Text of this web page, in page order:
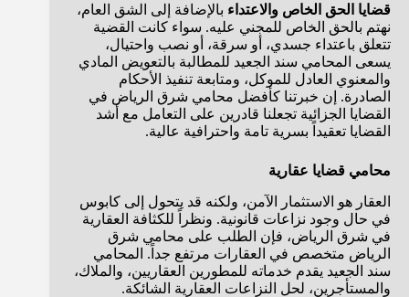
قضايا الحق الخاص والاعتداء بالإضافة إلى الشق العام،
نهتم بالحق الخاص للمجني عليه. سواء كانت القضية
تتعلق باعتداء جسدي، أو سرقة، أو نصب واحتيال،
يسعى المحامي سند الجعيد للمطالبة بالتعويض المادي
والمعنوي العادل للموكل، ومتابعة تنفيذ الأحكام
الصادرة. إن خبرتنا كأفضل محامي شرق الرياض في
القضايا الجزائية تجعلنا قادرين على التعامل مع أشد
القضايا تعقيداً بسرية تامة واحترافية عالية.
محامي قضايا عقارية
العقار هو الاستثمار الآمن، ولكنه قد يتحول إلى كابوس
في حال وجود نزاعات قانونية. ونظراً للكثافة العقارية
في شرق الرياض، فإن الطلب على محامي شرق
الرياض متخصص في العقارات مرتفع جداً. المحامي
سند الجعيد يقدم خدماته للمطورين العقاريين، والملاك،
والمستأجرين، لحل النزاعات العقارية الشائكة.